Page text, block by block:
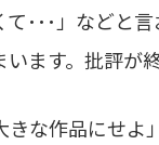
･･･」などと
ます。批評が
な作品にせ